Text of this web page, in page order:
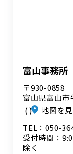
富山事務所
〒930-0858
富山県富山
地図を
TEL：050-
受付時間：
除く